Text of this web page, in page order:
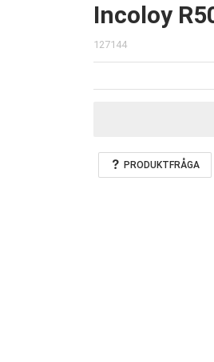
Incoloy
127144
PRODUKTFRÅGA